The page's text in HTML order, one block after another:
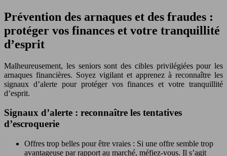
Prévention des arnaques et des fraudes :
protéger vos finances et votre tranquillité
d’esprit
Malheureusement, les seniors sont des cibles privilégiées pour les
arnaques financières. Soyez vigilant et apprenez à reconnaître les
signaux d’alerte pour protéger vos finances et votre tranquillité
d’esprit.
Signaux d’alerte : reconnaître les tentatives
d’escroquerie
Offres trop belles pour être vraies : Si une offre semble trop
avantageuse par rapport au marché, méfiez-vous. Il s’agit